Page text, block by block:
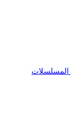
المسلسلات